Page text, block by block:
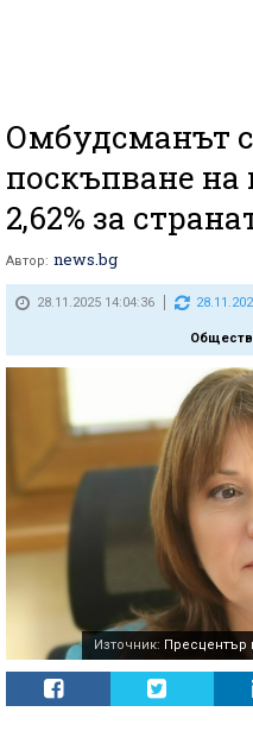
Омбудсманът
поскъпване на
2,62% за
Автор: news.bg
28.11.2025 14:04:36
Източник: Пресцентър